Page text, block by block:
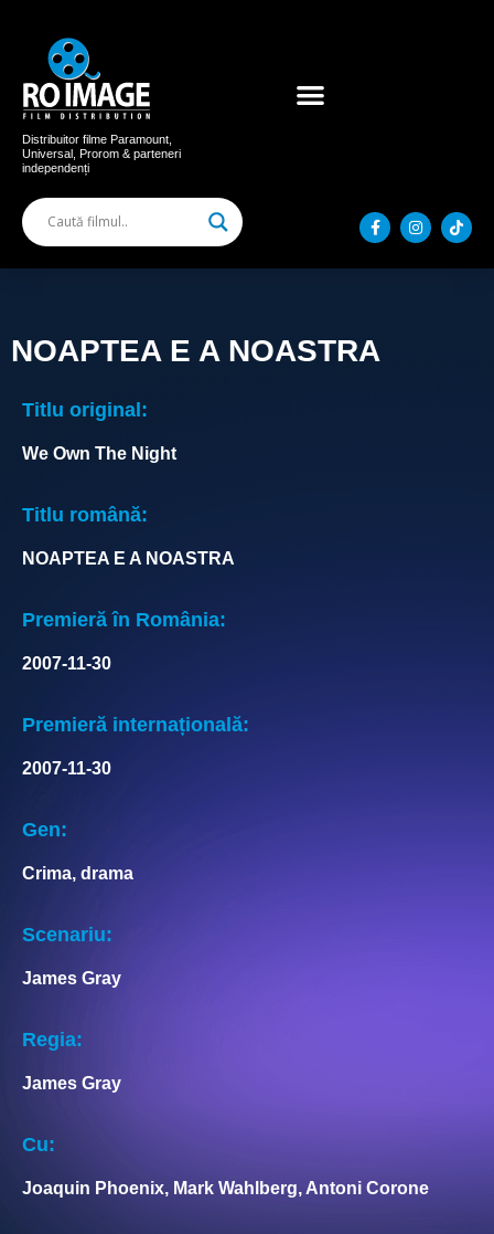
Distribuitor filme Paramount,
Universal, Prorom & parteneri
independenți
NOAPTEA E A NOASTRA
Titlu original:
We Own The Night
Titlu română:
NOAPTEA E A NOASTRA
Premieră în România:
2007-11-30
Premieră internațională:
2007-11-30
Gen:
Crima, drama
Scenariu:
James Gray
Regia:
James Gray
Cu:
Joaquin Phoenix, Mark Wahlberg, Antoni Corone